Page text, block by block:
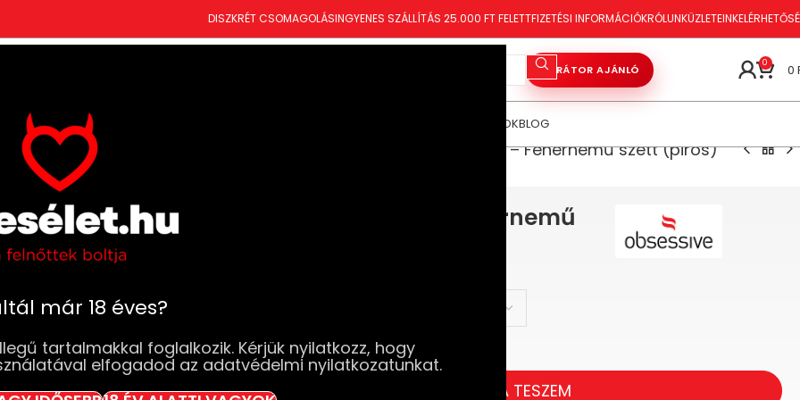
már 18 éves?
tartalmakkal foglalkozik. Kérjük nyilatkozz, hogy
elfogadod az adatvédelmi nyilatkozatunkat.
DISZKRÉT CSOMAGOLÁSINGYENES SZÁLLÍTÁS 25.000 FT FELETTFIZETÉSI INFORMÁCIÓKRÓLUNKÜZLETEINK
VIBRÁTOR AJÁNLÓ 0 0
ÚJDONSÁGOKSZEXJÁTÉKOK TANÁCSOKBLOG
Fehérnemű és mellemelő szettek Obsessive Mettia – Fehérnemű szett (piros)
Obsessive Mettia – Fehérnemű
KOSÁRBA TESZEM